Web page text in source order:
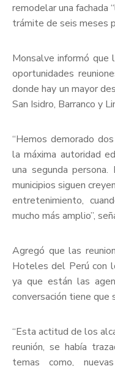
remodelar una fachada
trámite de seis meses
Monsalve informó que
oportunidades
donde hay un mayor
San Isidro, Barranco y
“Hemos demorado
la máxima autoridad
una segunda
municipios siguen
entretenimiento,
mucho más amplio”,
Agregó que las
Hoteles del Perú con
ya que están las
conversación tiene que
“Esta actitud de los
reunión, se había
temas como,